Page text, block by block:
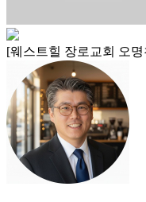
[웨스트힐 장로교회 오명